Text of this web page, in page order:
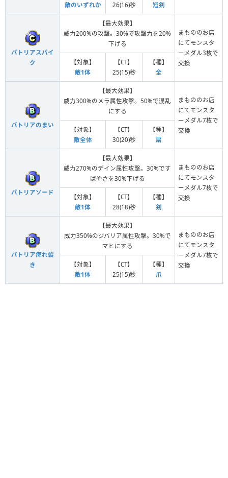
敵のいずれか
26(16)秒
短剣
バトリアスパイ
ク
【最大効果】
威力200%の攻撃。30%で攻撃力を20%
下げる
まもののお店
にてモンスタ
ーメダル3枚で
交換
【対象】
敵1体
【CT】
25(15)秒
【種】
全
バトリアのまい
【最大効果】
威力300%のメラ属性攻撃。50%で混乱
にする
まもののお店
にてモンスタ
ーメダル7枚で
交換
【対象】
敵全体
【CT】
30(20)秒
【種】
扇
バトリアソード
【最大効果】
威力270%のデイン属性攻撃。30%です
ばやさを30%下げる
まもののお店
にてモンスタ
ーメダル7枚で
交換
【対象】
敵1体
【CT】
28(18)秒
【種】
剣
バトリア痺れ裂
き
【最大効果】
威力350%のジバリア属性攻撃。30%で
マヒにする
まもののお店
にてモンスタ
ーメダル7枚で
交換
【対象】
敵1体
【CT】
25(15)秒
【種】
爪